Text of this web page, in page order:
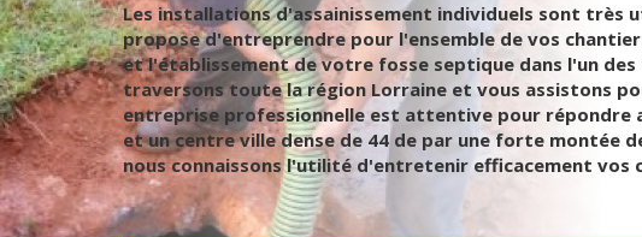
Les installations d'assainissement individuels sont très
propose d'entreprendre pour l'ensemble de vos
et l'établissement de votre fosse septique dans l'un des
traversons toute la région Lorraine et vous assistons
entreprise professionnelle est attentive pour répondre
et un centre ville dense de 44 de par une forte montée
nous connaissons l'utilité d'entretenir efficacement vos